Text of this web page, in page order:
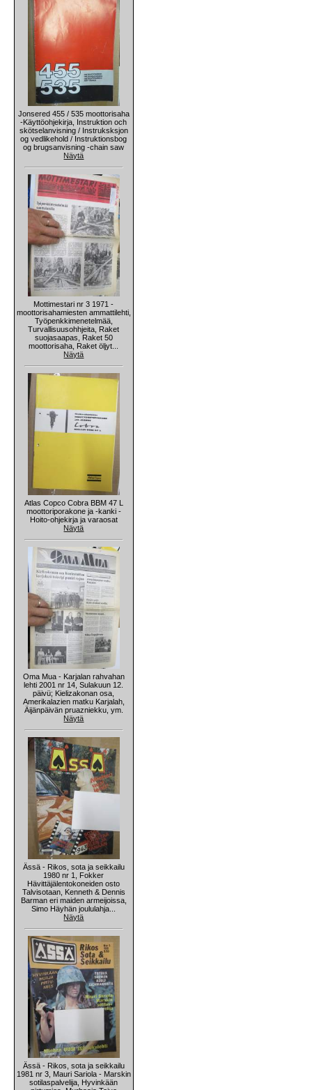
Jonsered 455 / 535 moottorisaha
-Käyttöohjekirja, Instruktion och
skötselanvisning / Instruksksjon
og vedlikehold / Instruktionsbog
og brugsanvisning -chain saw
Näytä
Mottimestari nr 3 1971 -
moottorisahamiesten ammattilehti,
Työpenkkimenetelmää,
Turvallisuusohhjeita, Raket
suojasaapas, Raket 50
moottorisaha, Raket öljyt...
Näytä
Atlas Copco Cobra BBM 47 L
moottoriporakone ja -kanki -
Hoito-ohjekirja ja varaosat
Näytä
Oma Mua - Karjalan rahvahan
lehti 2001 nr 14, Sulakuun 12.
päivü; Kielizakonan osa,
Amerikalazien matku Karjalah,
Äijänpäivän pruazniekku, ym.
Näytä
Ässä - Rikos, sota ja seikkailu
1980 nr 1, Fokker
Hävittäjälentokoneiden osto
Talvisotaan, Kenneth & Dennis
Barman eri maiden armeijoissa,
Simo Häyhän joululahja...
Näytä
Ässä - Rikos, sota ja seikkailu
1981 nr 3, Mauri Sariola - Marskin
sotilaspalvelija, Hyvinkään